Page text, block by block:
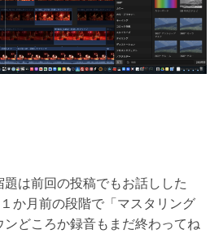
は前回の投稿でもお話しした
か月前の段階で「マスタリング
ンどころか録音もまだ終わってね